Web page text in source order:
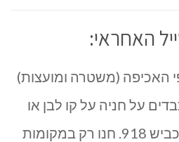
האחראי:
האכיפה (משטרה ומועצות)
על חניה על קו לבן או
חסימת נתיבים בכביש 918. חנו רק במקומות